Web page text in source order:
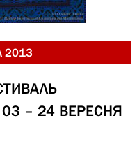
2013
– 24 ВЕРЕСНЯ